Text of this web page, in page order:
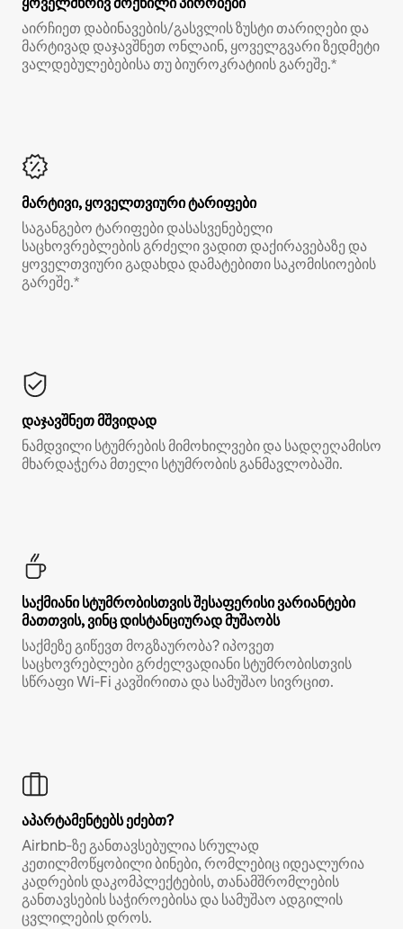
აირჩიეთ დაბინავების/გასვლის ზუსტი თარიღები და
მარტივად დაჯავშნეთ ონლაინ, ყოველგვარი ზედმეტი
ვალდებულებებისა თუ ბიუროკრატიის გარეშე.*
მარტივი, ყოველთვიური ტარიფები
საგანგებო ტარიფები დასასვენებელი
საცხოვრებლების გრძელი ვადით დაქირავებაზე და
ყოველთვიური გადახდა დამატებითი საკომისიოების
გარეშე.*
დაჯავშნეთ მშვიდად
ნამდვილი სტუმრების მიმოხილვები და სადღეღამისო
მხარდაჭერა მთელი სტუმრობის განმავლობაში.
საქმიანი სტუმრობისთვის შესაფერისი ვარიანტები
მათთვის, ვინც დისტანციურად მუშაობს
საქმეზე გიწევთ მოგზაურობა? იპოვეთ
საცხოვრებლები გრძელვადიანი სტუმრობისთვის
სწრაფი Wi‑Fi კავშირითა და სამუშაო სივრცით.
აპარტამენტებს ეძებთ?
Airbnb‑ზე განთავსებულია სრულად
კეთილმოწყობილი ბინები, რომლებიც იდეალურია
კადრების დაკომპლექტების, თანამშრომლების
განთავსების საჭიროებისა და სამუშაო ადგილის
ცვლილების დროს.